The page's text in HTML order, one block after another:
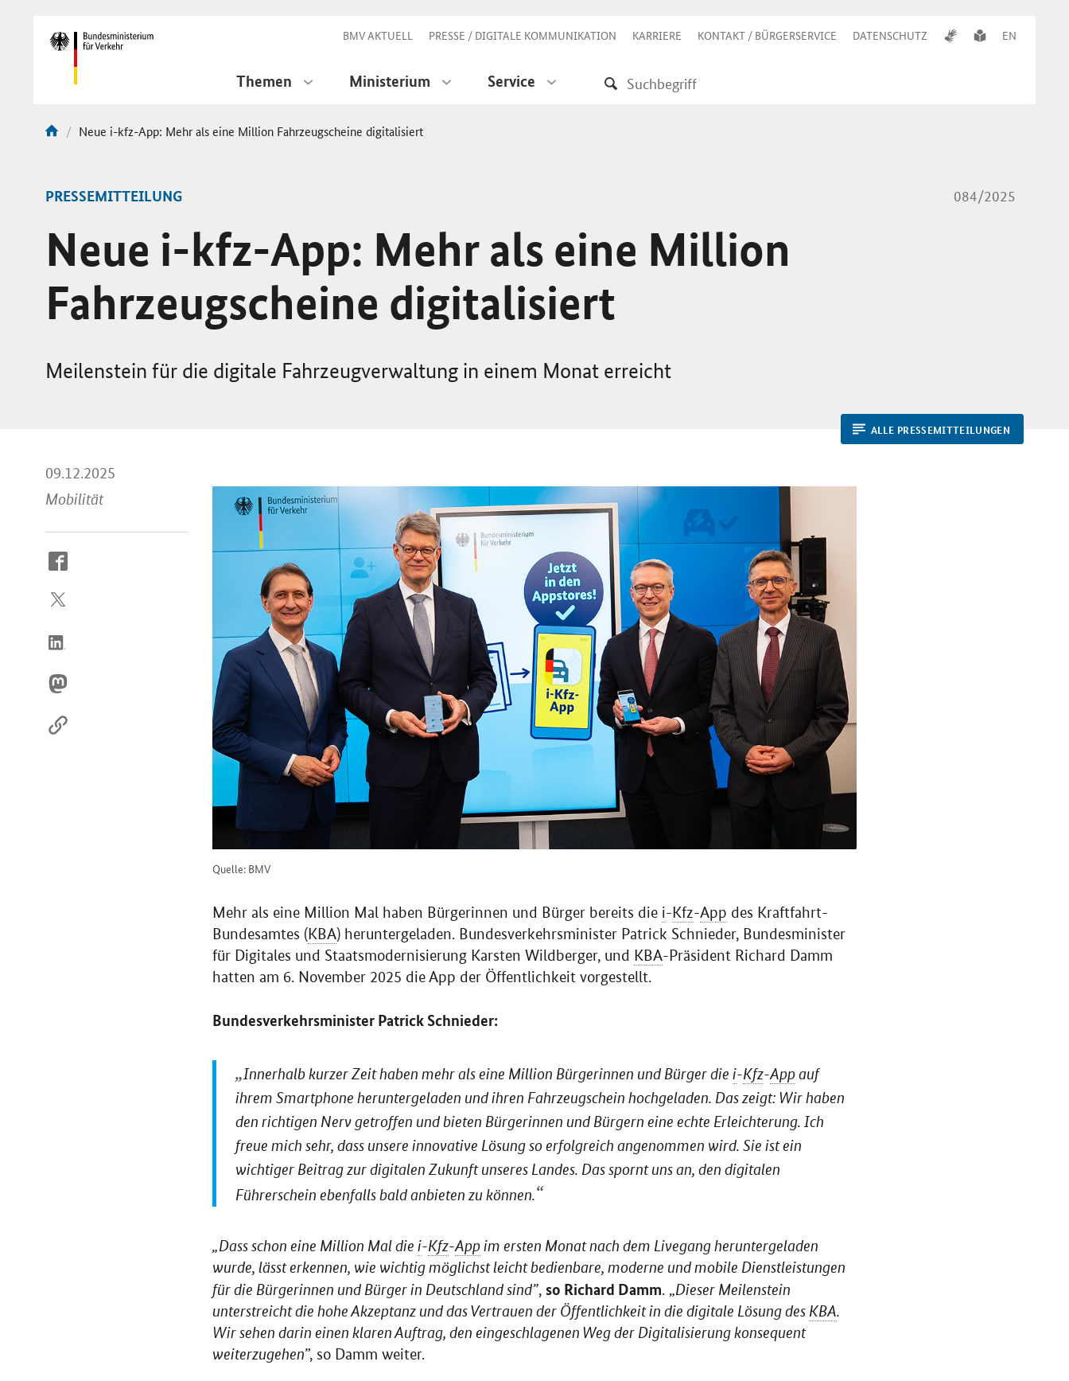
Navigation BMV AKTUELL PRESSE / DIGITALE KOMMUNIKATION KARRIERE KONTAKT / BÜRGERSERVICE DATENSCHUTZ EN
Themen Ministerium Service
Aktuelle
Neue i-kfz-App: Mehr als eine Million Fahrzeugscheine digitalisiert
PRESSEMITTEILUNG 084/2025
Neue i-kfz-App: Mehr als eine Million
Fahrzeugscheine digitalisiert
Meilenstein für die digitale Fahrzeugverwaltung in einem Monat erreicht
ALLE PRESSEMITTEILUNGEN
09.12.2025
Mobilität
So
Sie
Internet
Quelle: BMV
Mehr als eine Million Mal haben Bürgerinnen und Bürger bereits die i-Kfz-App des Kraftfahrt-
Bundesamtes (KBA) heruntergeladen. Bundesverkehrsminister Patrick Schnieder, Bundesminister
für Digitales und Staatsmodernisierung Karsten Wildberger, und KBA-Präsident Richard Damm
hatten am 6. November 2025 die App der Öffentlichkeit vorgestellt.
Bundesverkehrsminister Patrick Schnieder:
Innerhalb kurzer Zeit haben mehr als eine Million Bürgerinnen und Bürger die i-Kfz-Appauf
ihrem Smartphone heruntergeladen und ihren Fahrzeugschein hochgeladen. Das zeigt: Wir haben
den richtigen Nerv getroffen und bieten Bürgerinnen und Bürgern eine echte Erleichterung. Ich
freue mich sehr, dass unsere innovative Lösung so erfolgreich angenommen wird. Sie ist ein
wichtiger Beitrag zur digitalen Zukunft unseres Landes. Das spornt uns an, den digitalen
Führerschein ebenfalls bald anbieten zu können.
„Dass schon eine Million Mal die i-Kfz-Appim ersten Monat nach dem Livegang heruntergeladen
wurde, lässt erkennen, wie wichtig möglichst leicht bedienbare, moderne und mobile Dienstleistungen
für die Bürgerinnen und Bürger in Deutschland sind”, so Richard Damm. „Dieser Meilenstein
unterstreicht die hohe Akzeptanz und das Vertrauen der Öffentlichkeit in die digitale Lösung des KBA.
Wir sehen darin einen klaren Auftrag, den eingeschlagenen Weg der Digitalisierung konsequent
weiterzugehen”, so Damm weiter.